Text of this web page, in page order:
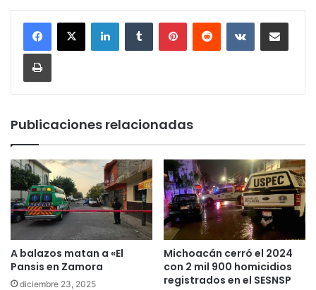
LinkedInTumblr PinterestReddit VKontakteCompartir por
Imprimir
Publicaciones relacionadas
A balazos matan a «El
Pansis en Zamora
diciembre 23, 2025
Michoacán cerró el 2024
con 2 mil 900 homicidios
registrados en el SESNSP